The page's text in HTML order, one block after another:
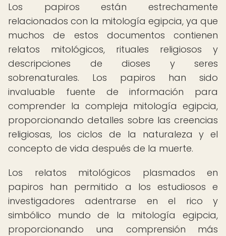
Los papiros están estrechamente
relacionados con la mitología egipcia, ya que
muchos de estos documentos contienen
relatos mitológicos, rituales religiosos y
descripciones de dioses y seres
sobrenaturales. Los papiros han sido
invaluable fuente de información para
comprender la compleja mitología egipcia,
proporcionando detalles sobre las creencias
religiosas, los ciclos de la naturaleza y el
concepto de vida después de la muerte.
Los relatos mitológicos plasmados en
papiros han permitido a los estudiosos e
investigadores adentrarse en el rico y
simbólico mundo de la mitología egipcia,
proporcionando una comprensión más